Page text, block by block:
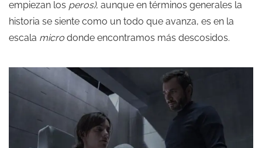
empiezan los peros), aunque en términos generales la
historia se siente como un todo que avanza, es en la
escala micro donde encontramos más descosidos.